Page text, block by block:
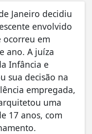
Janeiro decidiu
envolvido
ocorreu em
ano. A juíza
Infância e
sua decisão na
empregada,
uma
17 anos, com